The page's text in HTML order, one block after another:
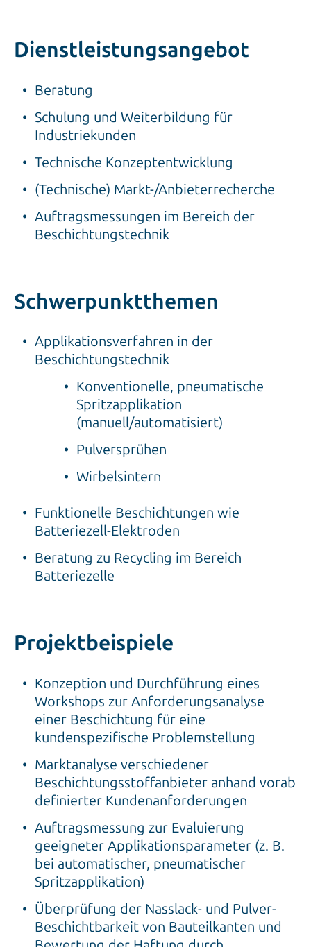
Dienstleistungsangebot
Beratung
Schulung und Weiterbildung für
Industriekunden
Technische Konzeptentwicklung
(Technische) Markt-/Anbieterrecherche
Auftragsmessungen im Bereich der
Beschichtungstechnik
Schwerpunktthemen
Applikationsverfahren in der
Beschichtungstechnik
Konventionelle, pneumatische
Spritzapplikation
(manuell/automatisiert)
Pulversprühen
Wirbelsintern
Funktionelle Beschichtungen wie
Batteriezell-Elektroden
Beratung zu Recycling im Bereich
Batteriezelle
Projektbeispiele
Konzeption und Durchführung eines
Workshops zur Anforderungsanalyse
einer Beschichtung für eine
kundenspezifische Problemstellung
Marktanalyse verschiedener
Beschichtungsstoffanbieter anhand vorab
definierter Kundenanforderungen
Auftragsmessung zur Evaluierung
geeigneter Applikationsparameter (z. B.
bei automatischer, pneumatischer
Spritzapplikation)
Überprüfung der Nasslack- und Pulver-
Beschichtbarkeit von Bauteilkanten und